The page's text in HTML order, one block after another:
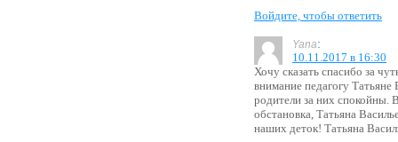
Войдите, чтобы ответить
Yana:
10.11.2017 в 16:30
Хочу сказать спасибо за
внимание педагогу
родители за них спокойны.
обстановка, Татьяна
наших деток! Татьяна